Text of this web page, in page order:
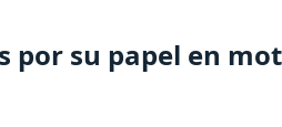
por su papel en